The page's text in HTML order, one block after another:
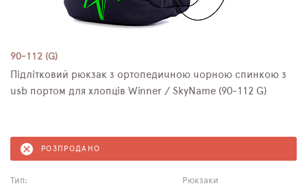
90-112 (G)
Підлітковий рюкзак з ортопедичною чорною спинкою з
usb портом для хлопців Winner / SkyName (90-112 G)
РОЗПРОДАНО
Тип:
Рюкзаки